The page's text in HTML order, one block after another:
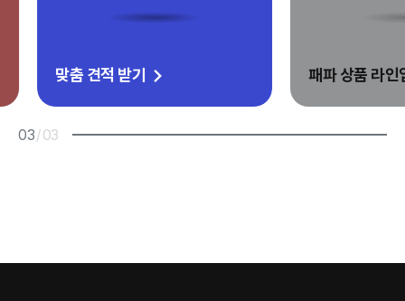
맞춤 견적 받기 패파 상품 라인업
03/03